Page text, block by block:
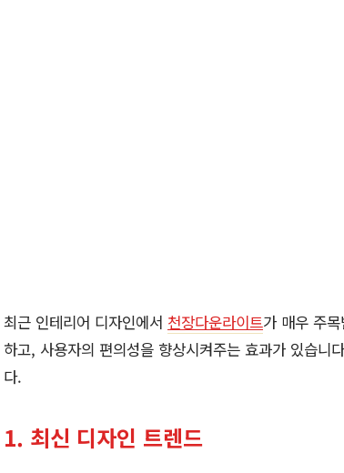
최근 인테리어 디자인에서 천장다운라이트가 매우 주
하고, 사용자의 편의성을 향상시켜주는 효과가 있습니
다.
1. 최신 디자인 트렌드